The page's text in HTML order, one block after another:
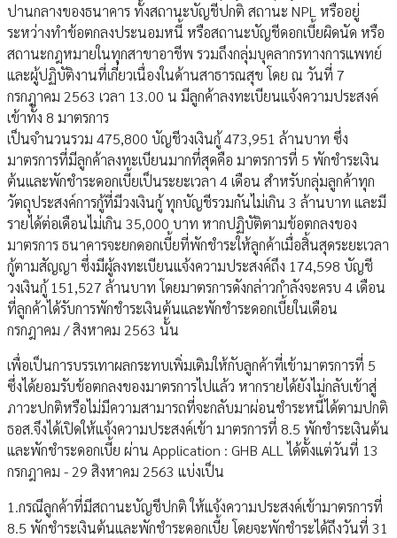
ปานกลางของธนาคาร ทั้งสถานะบัญชีปกติ สถานะ NPL หรืออยู่
ระหว่างทำข้อตกลงประนอมหนี้ หรือสถานะบัญชีดอกเบี้ยผิดนัด หรือ
สถานะกฎหมายในทุกสาขาอาชีพ รวมถึงกลุ่มบุคลากรทางการแพทย์
และผู้ปฏิบัติงานที่เกี่ยวเนื่องในด้านสาธารณสุข โดย ณ วันที่ 7
กรกฎาคม 2563 เวลา 13.00 น มีลูกค้าลงทะเบียนแจ้งความประสงค์
เข้าทั้ง 8 มาตรการ
เป็นจำนวนรวม 475,800 บัญชีวงเงินกู้ 473,951 ล้านบาท ซึ่ง
มาตรการที่มีลูกค้าลงทะเบียนมากที่สุดคือ มาตรการที่ 5 พักชำระเงิน
ต้นและพักชำระดอกเบี้ยเป็นระยะเวลา 4 เดือน สำหรับกลุ่มลูกค้าทุก
วัตถุประสงค์การกู้ที่มีวงเงินกู้ ทุกบัญชีรวมกันไม่เกิน 3 ล้านบาท และมี
รายได้ต่อเดือนไม่เกิน 35,000 บาท หากปฏิบัติตามข้อตกลงของ
มาตรการ ธนาคารจะยกดอกเบี้ยที่พักชำระให้ลูกค้าเมื่อสิ้นสุดระยะเวลา
กู้ตามสัญญา ซึ่งมีผู้ลงทะเบียนแจ้งความประสงค์ถึง 174,598 บัญชี
วงเงินกู้ 151,527 ล้านบาท โดยมาตรการดังกล่าวกำลังจะครบ 4 เดือน
ที่ลูกค้าได้รับการพักชำระเงินต้นและพักชำระดอกเบี้ยในเดือน
กรกฎาคม / สิงหาคม 2563 นั้น
เพื่อเป็นการบรรเทาผลกระทบเพิ่มเติมให้กับลูกค้าที่เข้ามาตรการที่ 5
ซึ่งได้ยอมรับข้อตกลงของมาตรการไปแล้ว หากรายได้ยังไม่กลับเข้าสู่
ภาวะปกติหรือไม่มีความสามารถที่จะกลับมาผ่อนชำระหนี้ได้ตามปกติ
ธอส.จึงได้เปิดให้แจ้งความประสงค์เข้า มาตรการที่ 8.5 พักชำระเงินต้น
และพักชำระดอกเบี้ย ผ่าน Application : GHB ALL ได้ตั้งแต่วันที่ 13
กรกฎาคม - 29 สิงหาคม 2563 แบ่งเป็น
1.กรณีลูกค้าที่มีสถานะบัญชีปกติ ให้แจ้งความประสงค์เข้ามาตรการที่
8.5 พักชำระเงินต้นและพักชำระดอกเบี้ย โดยจะพักชำระได้ถึงวันที่ 31